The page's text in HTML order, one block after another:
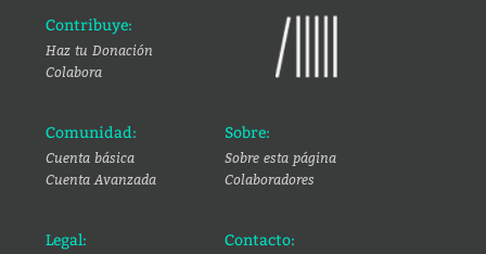
Contribuye:
Haz tu Donación
Colabora
Comunidad:
Cuenta básica
Cuenta Avanzada
Sobre:
Sobre esta página
Colaboradores
Legal: Contacto: